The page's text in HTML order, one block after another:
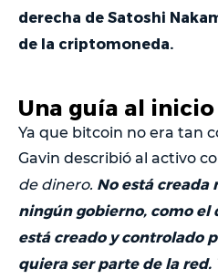
derecha de Satoshi
de la criptomoneda.
Una guía al
Ya que bitcoin no era tan
Gavin describió al activo
de dinero. No está creada
ningún gobierno, como el
está creado y controlado
quiera ser parte de la red.